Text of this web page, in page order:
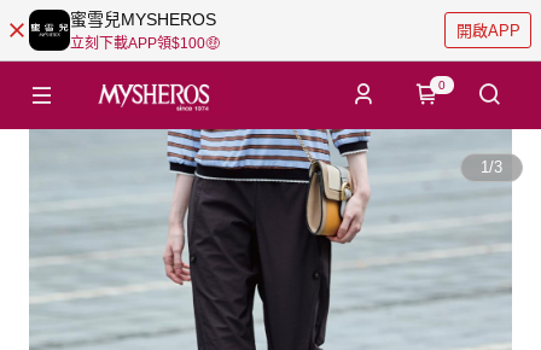
蜜雪兒MYSHEROS
立刻下載APP領$100🤑
開啟APP
0
1/3